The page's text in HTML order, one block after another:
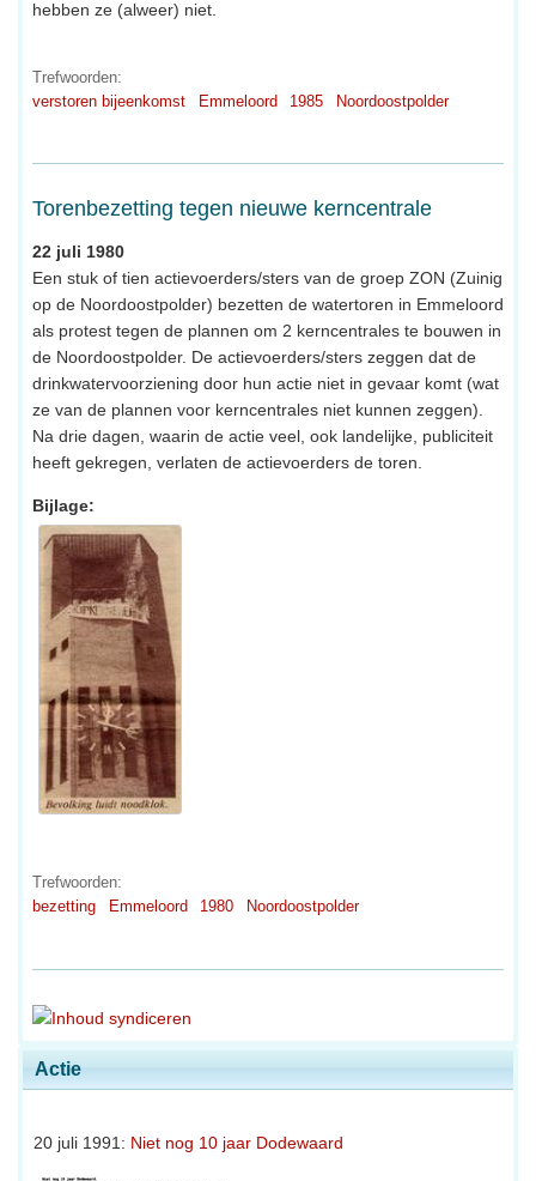
Actie
20 juli 1991: Niet nog 10 jaar Dodewaard
hebben ze (alweer) niet.
Trefwoorden:
verstoren bijeenkomst
Emmeloord 1985 Noordoostpolder
Torenbezetting tegen nieuwe kerncentrale
22 juli 1980
Een stuk of tien actievoerders/sters van de groep ZON (Zuinig
op de Noordoostpolder) bezetten de watertoren in Emmeloord
als protest tegen de plannen om 2 kerncentrales te bouwen in
de Noordoostpolder. De actievoerders/sters zeggen dat de
drinkwatervoorziening door hun actie niet in gevaar komt (wat
ze van de plannen voor kerncentrales niet kunnen zeggen).
Na drie dagen, waarin de actie veel, ook landelijke, publiciteit
heeft gekregen, verlaten de actievoerders de toren.
Bijlage:
Trefwoorden:
bezetting
Emmeloord 1980 Noordoostpolder